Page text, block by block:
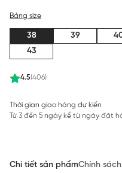
4.5(406)
Bảng size
38 39
43
Thời gian giao hàng dự kiến
Từ 3 đến 5 ngày kể từ ngày đặt
Chi tiết sản phẩmChính